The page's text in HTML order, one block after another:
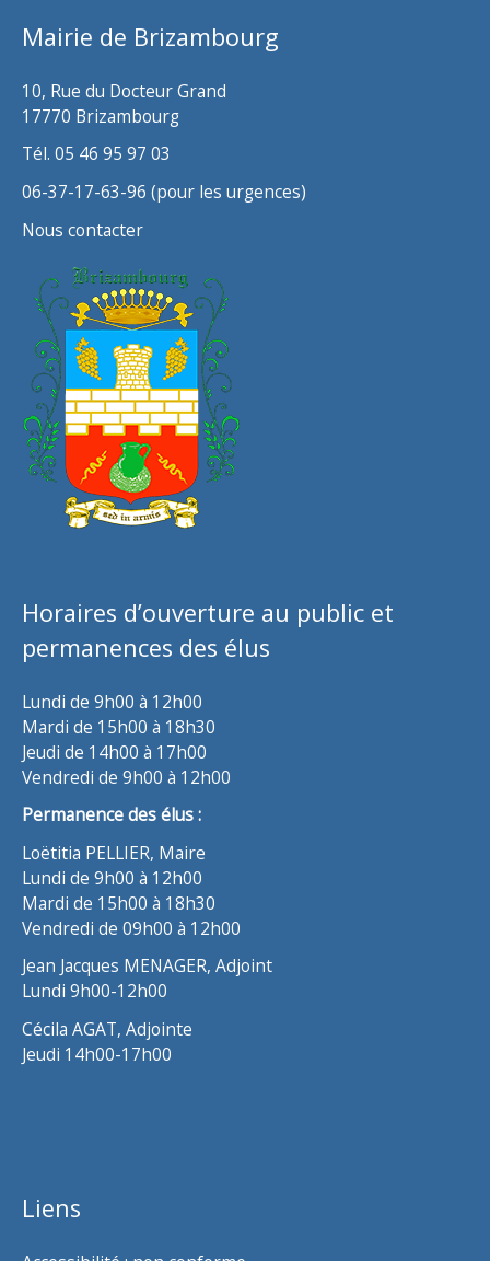
Mairie de Brizambourg
10, Rue du Docteur Grand
17770 Brizambourg
Tél. 05 46 95 97 03
06-37-17-63-96 (pour les urgences)
Nous contacter
Horaires d’ouverture au public et
permanences des élus
Lundi de 9h00 à 12h00
Mardi de 15h00 à 18h30
Jeudi de 14h00 à 17h00
Vendredi de 9h00 à 12h00
Permanence des élus :
Loëtitia PELLIER, Maire
Lundi de 9h00 à 12h00
Mardi de 15h00 à 18h30
Vendredi de 09h00 à 12h00
Jean Jacques MENAGER, Adjoint
Lundi 9h00-12h00
Cécila AGAT, Adjointe
Jeudi 14h00-17h00
Liens